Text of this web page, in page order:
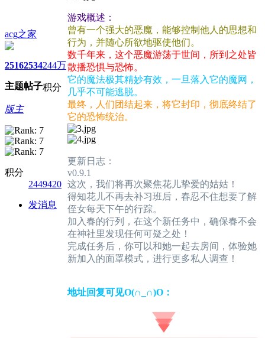
acg之家
2516
主题
2534
帖子
244万
积分
版主
积分
2449420
发消息
游戏概述：
曾有一个强大的恶魔，能够控制他人的思想和
行为，并随心所欲地驱使他们。
数千年来，这个恶魔游荡于世间，所到之处皆
散播恐惧与恐怖。
它的魔法极其精妙有效，一旦落入它的魔网，
几乎不可能逃脱。
最终，人们团结起来，将它封印，彻底终结了
它的恐怖统治。
更新日志：
v0.9.1
这次，我们将再次聚焦花儿挚爱的姑姑！
得知花儿不再去补习班后，春忍不住想要了解
侄女每天下午的行踪。
加入春的行列，在这个新任务中，确保春不会
在神社里发现任何可疑之处！
完成任务后，你可以和她一起去房间，体验她
新加入的面罩模式，进行更多私人调查！
地址回复可见O(∩_∩)O：